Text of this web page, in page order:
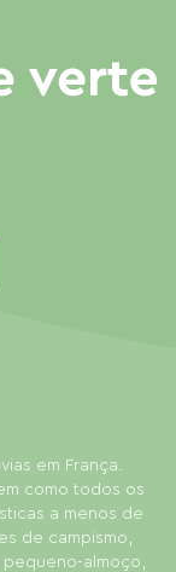
em França.
como todos os
a menos de
de campismo,
pequeno-almoço,